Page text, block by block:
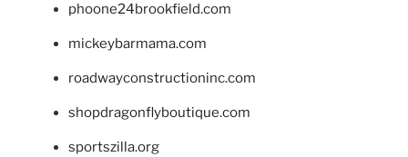
phoone24brookfield.com
mickeybarmama.com
roadwayconstructioninc.com
shopdragonflyboutique.com
sportszilla.org